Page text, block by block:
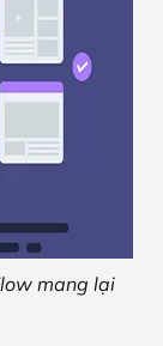
mang lại